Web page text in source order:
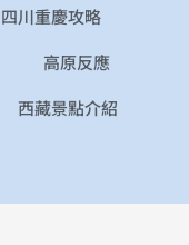
四川重慶攻略
高原反應
西藏景點介紹